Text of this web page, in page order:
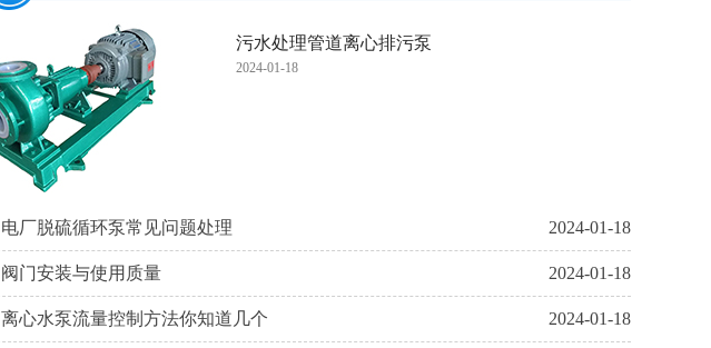
污水处理管道离心排污泵
2024-01-18
电厂脱硫循环泵常见问题处理 2024-01-18
阀门安装与使用质量 2024-01-18
离心水泵流量控制方法你知道几个 2024-01-18